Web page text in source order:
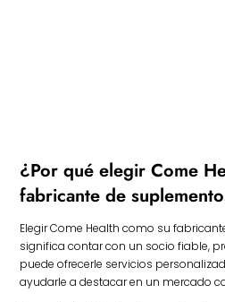
¿Por qué elegir Come
fabricante de
Elegir Come Health como su
significa contar con un socio fiable,
puede ofrecerle servicios
ayudarle a destacar en un mercado